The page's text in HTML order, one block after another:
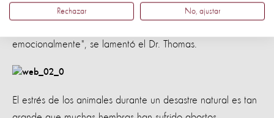
donde se sentían seguros. "Se podía ver que, a pesar de
emocionalmente", se lamentó el Dr. Thomas.
El estrés de los animales durante un desastre natural es tan
Rechazar No, ajustar